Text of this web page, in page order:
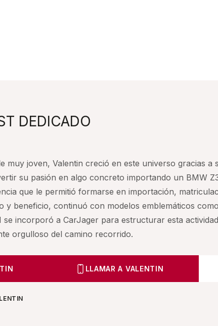
DEDICADO
muy joven, Valentin creció en este universo gracias a
su pasión en algo concreto importando un BMW
que le permitió formarse en importación,
y beneficio, continuó con modelos emblemáticos
se incorporó a CarJager para estructurar esta
orgulloso del camino recorrido.
LLAMAR A VALENTIN